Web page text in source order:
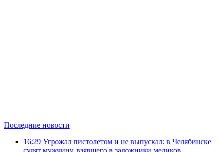
Последние новости
16:29 Угрожал пистолетом и не выпускал: в Челябинске
судят мужчину, взявшего в заложники медиков